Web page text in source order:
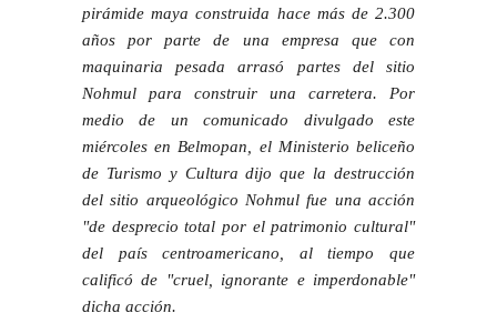
pirámide maya construida hace más de 2.300
años por parte de una empresa que con
maquinaria pesada arrasó partes del sitio
Nohmul para construir una carretera. Por
medio de un comunicado divulgado este
miércoles en Belmopan, el Ministerio beliceño
de Turismo y Cultura dijo que la destrucción
del sitio arqueológico Nohmul fue una acción
"de desprecio total por el patrimonio cultural"
del país centroamericano, al tiempo que
calificó de "cruel, ignorante e imperdonable"
dicha acción.